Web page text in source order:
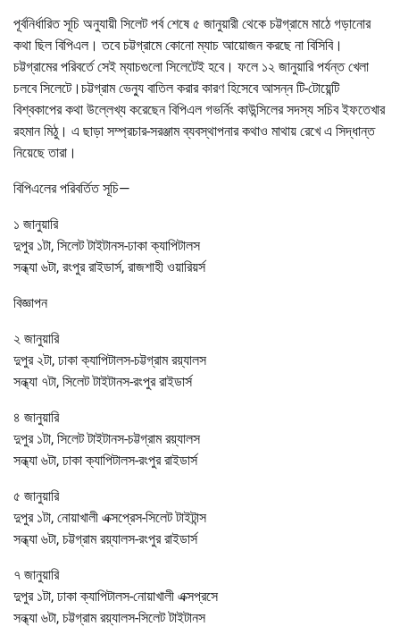
পূর্বনির্ধারিত সূচি অনুযায়ী সিলেট পর্ব শেষে ৫ জানুয়ারী থেকে চট্টগ্রামে মাঠে গড়ানোর
কথা ছিল বিপিএল। তবে চট্টগ্রামে কোনো ম্যাচ আয়োজন করছে না বিসিবি।
চট্টগ্রামের পরিবর্তে সেই ম্যাচগুলো সিলেটেই হবে। ফলে ১২ জানুয়ারি পর্যন্ত খেলা
চলবে সিলেটে।চট্টগ্রাম ভেন্যু বাতিল করার কারণ হিসেবে আসন্ন টি-টোয়েন্টি
বিশ্বকাপের কথা উল্লেখ্য করেছেন বিপিএল গভর্নিং কাউন্সিলের সদস্য সচিব ইফতেখার
রহমান মিঠু। এ ছাড়া সম্প্রচার-সরঞ্জাম ব্যবস্থাপনার কথাও মাথায় রেখে এ সিদ্ধান্ত
নিয়েছে তারা।
বিপিএলের পরিবর্তিত সূচি—
১ জানুয়ারি
দুপুর ১টা, সিলেট টাইটানস-ঢাকা ক্যাপিটালস
সন্ধ্যা ৬টা, রংপুর রাইডার্স, রাজশাহী ওয়ারিয়র্স
বিজ্ঞাপন
২ জানুয়ারি
দুপুর ২টা, ঢাকা ক্যাপিটালস-চট্টগ্রাম রয়্যালস
সন্ধ্যা ৭টা, সিলেট টাইটানস-রংপুর রাইডার্স
৪ জানুয়ারি
দুপুর ১টা, সিলেট টাইটানস-চট্টগ্রাম রয়্যালস
সন্ধ্যা ৬টা, ঢাকা ক্যাপিটালস-রংপুর রাইডার্স
৫ জানুয়ারি
দুপুর ১টা, নোয়াখালী এক্সপ্রেস-সিলেট টাইটান্স
সন্ধ্যা ৬টা, চট্টগ্রাম রয়্যালস-রংপুর রাইডার্স
৭ জানুয়ারি
দুপুর ১টা, ঢাকা ক্যাপিটালস-নোয়াখালী এক্সপ্রসে
সন্ধ্যা ৬টা, চট্টগ্রাম রয়্যালস-সিলেট টাইটানস